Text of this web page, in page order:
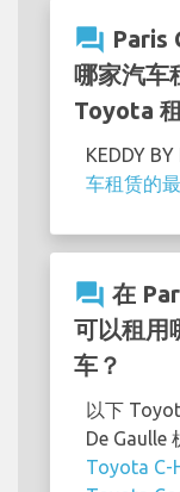
question_answer Paris
哪家汽车
Toyota
KEDDY
车租赁的
question_answer 在
可以租用
车？
以下
De Gaulle
Toyota C-